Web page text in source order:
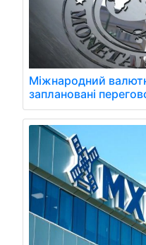
Міжнародний
заплановані